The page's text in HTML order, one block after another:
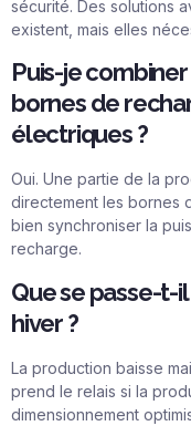
sécurité. Des solutions
existent, mais elles
Puis-je
bornes de
électriques ?
Oui. Une partie de la
directement les bornes
bien synchroniser la
recharge.
Que se passe-t-
hiver ?
La production baisse
prend le relais si la
dimensionnement